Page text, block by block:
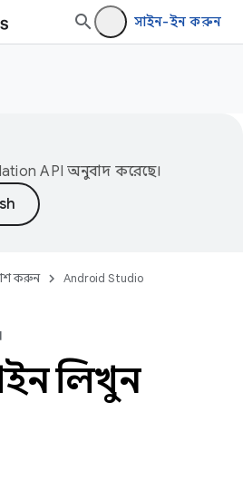
সাইন-ইন করুন
API অনুবাদ করেছে।
করুন
Android Studio
লিখুন